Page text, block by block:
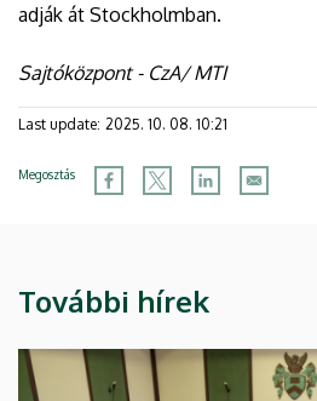
adják át Stockholmban.
Sajtóközpont - CzA/ MTI
Last update: 2025. 10. 08. 10:21
Megosztás
További hírek